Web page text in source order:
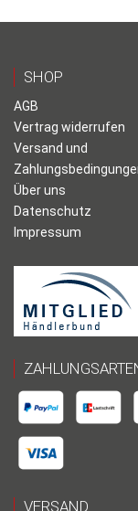
SHOP
AGB
Vertrag widerrufen
Versand und
Über uns
Datenschutz
Impressum
VERSAND